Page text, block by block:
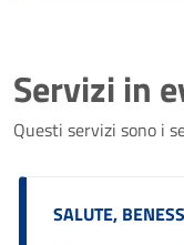
Servizi in
Questi servizi sono i
Categoria:
SALUTE,